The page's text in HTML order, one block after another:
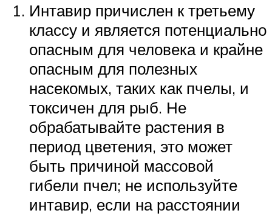
Интавир причислен к третьему
классу и является потенциально
опасным для человека и крайне
опасным для полезных
насекомых, таких как пчелы, и
токсичен для рыб. Не
обрабатывайте растения в
период цветения, это может
быть причиной массовой
гибели пчел; не используйте
интавир, если на расстоянии